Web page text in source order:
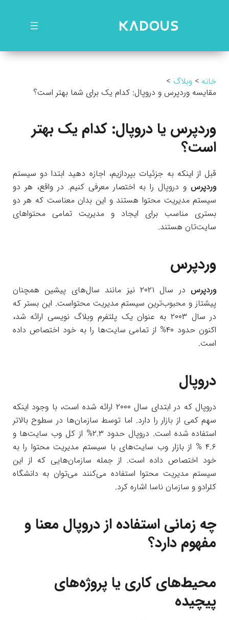
خانه
وبلاگ
مقایسه وردپرس و دروپال: کدام یک برای شما بهتر است؟
وردپرس یا دروپال: کدام یک بهتر
است؟
قبل از اینکه به جزئیات بپردازیم، اجازه دهید ابتدا دو سیستم
وردپرسو دروپال را به اختصار معرفی کنیم. در واقع، هر دو
سیستم مدیریت محتوا هستند و این بدان معناست که هر دو
بستری مناسب برای ایجاد و مدیریت تمامی محتواهای
سایت‌تان هستند.
وردپرس
وردپرس
در سال ۲۰۲۱ نیز مانند سال‌های پیشین همچنان
پیشتاز و محبوب‌ترین سیستم مدیریت محتواست. این بستر که
در سال ۲۰۰۳ به عنوان یک پلتفرم وبلاگ نویسی ارائه شد،
اکنون حدود ۴۰% از تمامی سایت‌ها را به خود اختصاص داده
است.
دروپال
دروپال که در ابتدای سال ۲۰۰۰ ارائه شده است، با وجود اینکه
سهم کمی از بازار را دارد. اما توسط سازمان‌ها در سطوح بالاتر
استفاده شده است. دروپال حدود ۲.۳% از کل وب سایت‌ها و
۴.۶ % از بازار وب سایت‌های با سیستم مدیریت محتوا را به
خود اختصاص داده است. از جمله سازمان‌هایی که از این
سیستم مدیریت محتوا استفاده می‌کنند می‌توان به دانشگاه
کلرادو و سازمان ناسا اشاره کرد.
چه زمانی استفاده از دروپال معنا و
مفهوم دارد؟
محیط‌های کاری یا پروژه‌های
پیچیده